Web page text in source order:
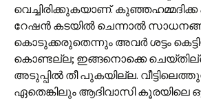
വെച്ചിരിക്കുകയാണ്.
റേഷന്‍ കടയില്‍ ചെന്നാല്‍
കൊടുക്കരുതെന്നും അവര്‍ ശട്ടം
കൊണ്ടല്ല; ഇങ്ങനൊക്കെ
അടുപ്പില്‍ തീ പുകയില്ല.
ഏതെങ്കിലും ആദിവാസി കൂരയിലെ